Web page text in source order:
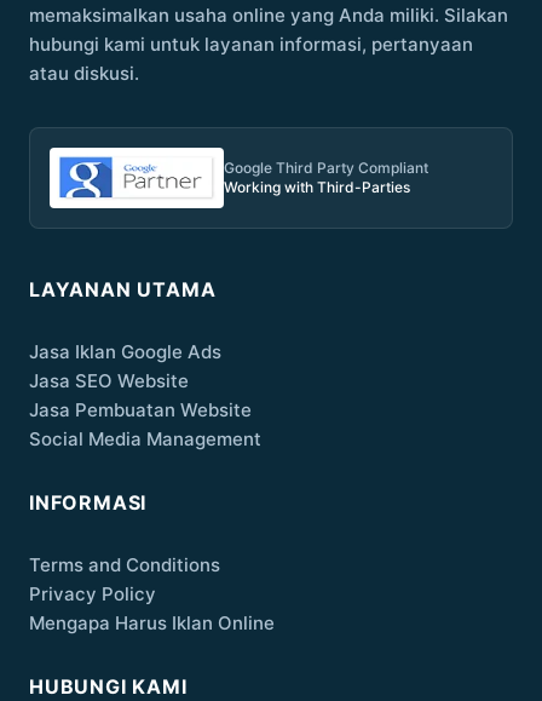
memaksimalkan usaha online yang Anda miliki. Silakan
hubungi kami untuk layanan informasi, pertanyaan
atau diskusi.
Google Third Party Compliant
Working with Third-Parties
LAYANAN UTAMA
Jasa Iklan Google Ads
Jasa SEO Website
Jasa Pembuatan Website
Social Media Management
INFORMASI
Terms and Conditions
Privacy Policy
Mengapa Harus Iklan Online
HUBUNGI KAMI